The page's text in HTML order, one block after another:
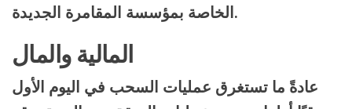
الخاصة بمؤسسة المقامرة الجديدة.
المالية والمال
عادةً ما تستغرق عمليات السحب في اليوم الأول